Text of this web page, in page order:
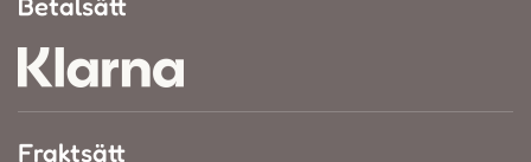
Fraktsätt